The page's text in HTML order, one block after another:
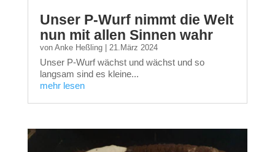
Unser P-Wurf nimmt die Welt
nun mit allen Sinnen wahr
von Anke Heßling| 21.März 2024
Unser P-Wurf wächst und wächst und so
langsam sind es kleine...
mehr lesen